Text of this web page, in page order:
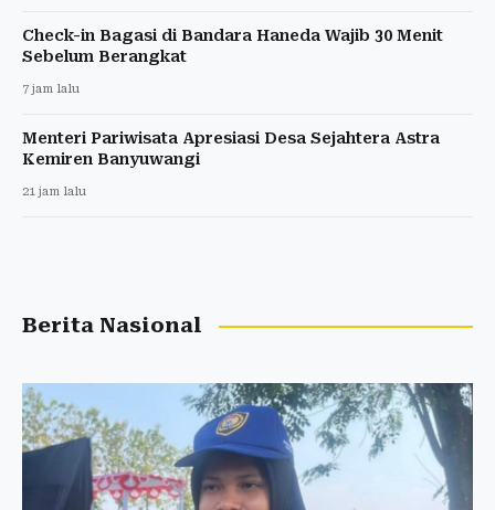
Check-in Bagasi di Bandara Haneda Wajib 30 Menit
Sebelum Berangkat
7 jam lalu
Menteri Pariwisata Apresiasi Desa Sejahtera Astra
Kemiren Banyuwangi
21 jam lalu
Berita Nasional